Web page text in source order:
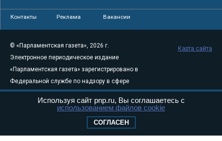
Контакты Реклама Вакансии
© «Парламентская газета», 2026 г.
Электронное периодическое издание
«Парламентская газета» зарегистрировано в
Федеральной службе по надзору в сфере
связи, информационных технологий и
массовых коммуникаций (Роскомнадзор) 05
Свидетельство о регистрации Эл № ФС77-
Карта сайта
Используя сайт pnp.ru, Вы соглашаетесь с
использованием файлов cookie
СОГЛАСЕН